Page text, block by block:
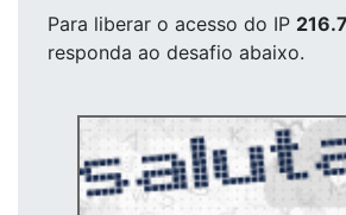
Para liberar o acesso do IP
responda ao desafio abaixo.